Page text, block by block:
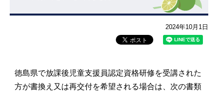
2024年10月1日
徳島県で放課後児童支援員認定資格研修を受講された
方が書換え又は再交付を希望される場合は、次の書類